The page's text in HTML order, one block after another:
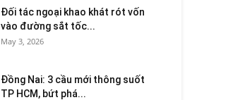
Đối tác ngoại khao khát rót vốn
vào đường sắt tốc...
May 3, 2026
Đồng Nai: 3 cầu mới thông suốt
TP HCM, bứt phá...